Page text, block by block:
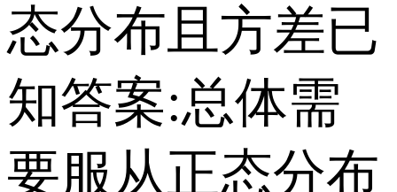
态分布且方差已
知 答案:总体需
要服从正态分布